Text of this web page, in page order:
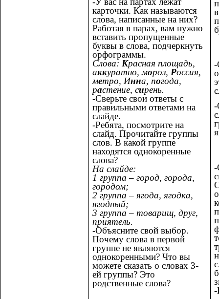
карточки. Как называются
слова, написанные на них?
Работая в парах, вам нужно
вставить пропущенные
буквы в слова, подчеркнуть
орфограммы.
Слова: Красная площадь,
аккуратно, мороз, Россия,
метро, Инна, погода,
растение, сирень.
-Сверьте свои ответы с
правильными ответами на
слайде.
-Ребята, посмотрите на
слайд. Прочитайте группы
слов. В какой группе
находятся однокоренные
слова?
На слайде:
1 группа – город, города,
городом;
2 группа – ягода, ягодка,
ягодный;
3 группа – товарищ, друг,
приятель.
-Объясните свой выбор.
Почему слова в первой
группе не являются
однокоренными? Что вы
можете сказать о словах 3-
ей группы? Это
родственные слова?
-
-
-
-